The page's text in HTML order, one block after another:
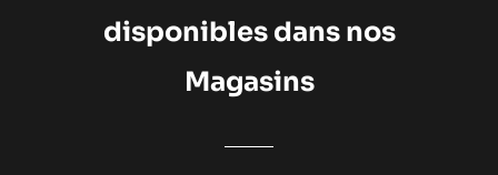
disponibles dans nos
Magasins